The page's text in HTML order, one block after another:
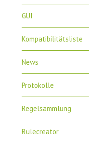
GUI
Kompatibilitätsliste
News
Protokolle
Regelsammlung
Rulecreator